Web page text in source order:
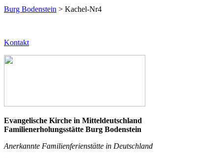
Burg Bodenstein > Kachel-Nr4
Kontakt
Evangelische Kirche in Mitteldeutschland
Familienerholungsstätte Burg Bodenstein
Anerkannte Familienferienstätte in Deutschland